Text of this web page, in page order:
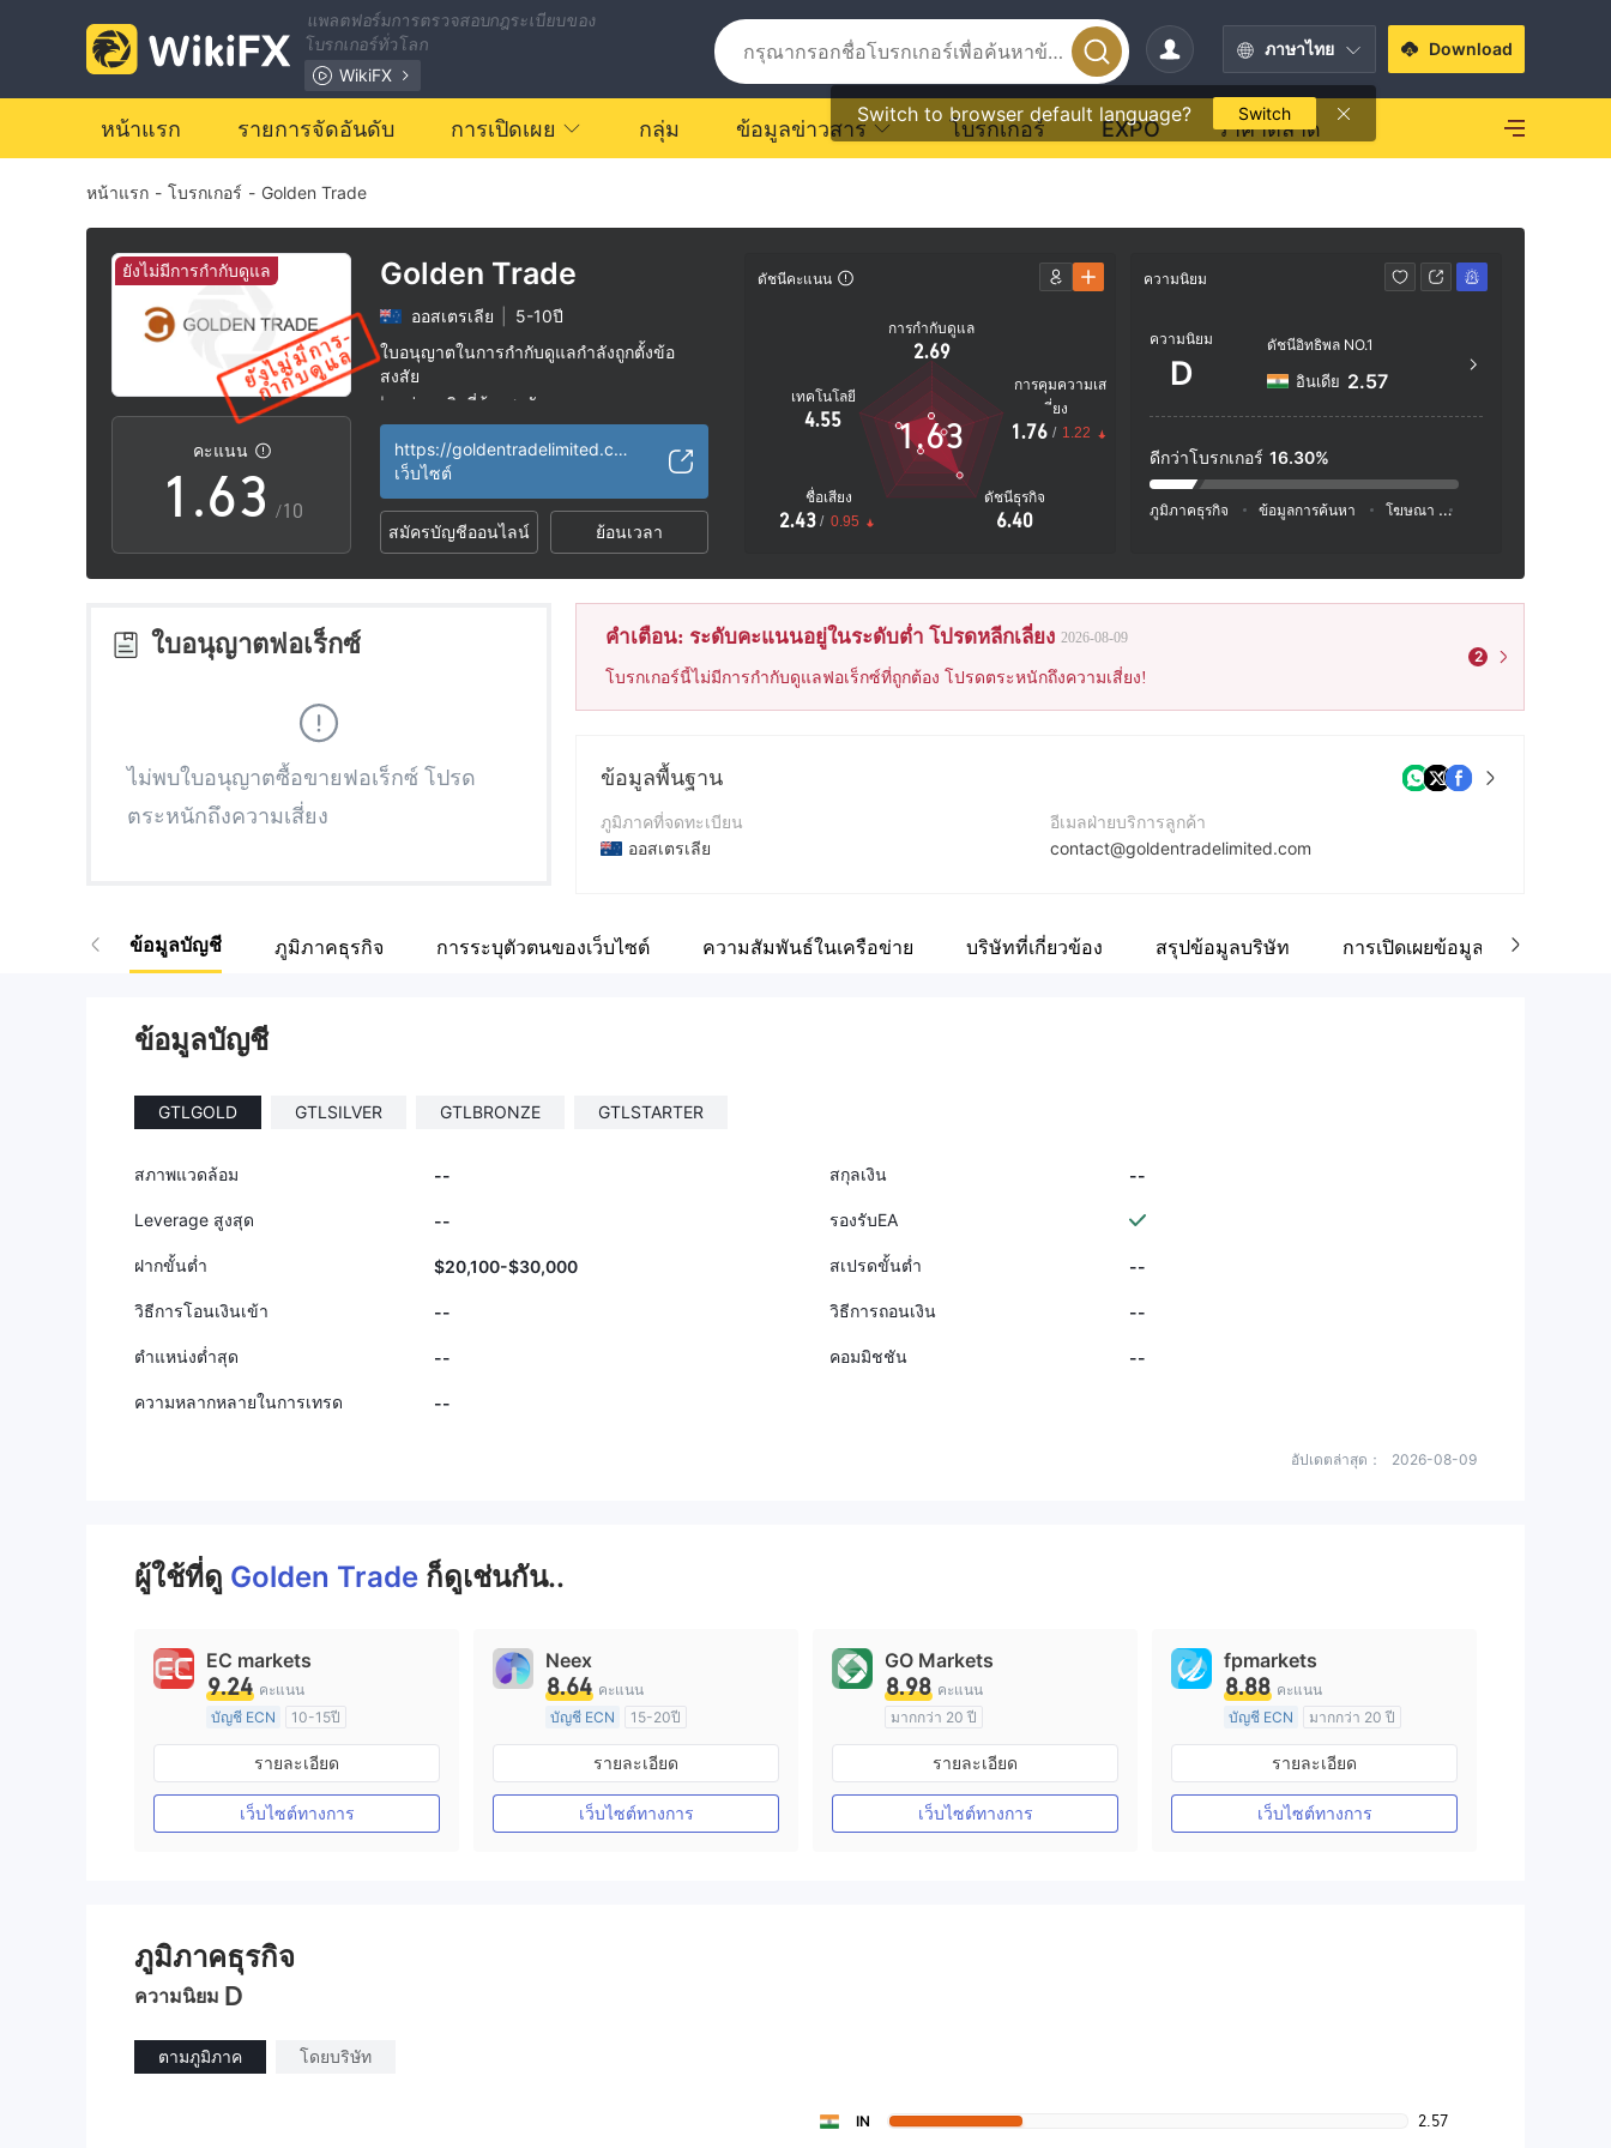
แพลตฟอร์มการตรวจสอบกฎระเบียบของ
โบรกเกอร์ทั่วโลก
WikiFX
ภาษาไทย
Switch to browser default language? Switch
Download
หน้าแรก รายการจัดอันดับ การเปิดเผย กลุ่ม ข้อมูลข่าวสาร โบรกเกอร์ EXPO ราคาตลาด
หน้าแรก - โบรกเกอร์ - Golden Trade
ยังไม่มีการกำกับดูแล
คะแนน
0
1
2
3
5
6
8
9
.
0
1
2
3
4
5
6
7
8
0
1
2
3
4
5
7
8
/10
Golden Trade
ออสเตรเลีย
5-10ปี
ใบอนุญาตในการกำกับดูแลกำลังถูกตั้งข้อ
สงสัย
| กลุ่มธุรกิจที่ต้องสงสัย
|
https://goldentradelimited.com/
เว็บไซต์
สมัครบัญชีออนไลน์ ย้อนเวลา
ดัชนีคะแนน
การกำกับดูแล
2.69
เทคโนโลยี
4.55
ชื่อเสียง
2.43 / 0.95
ดัชนีธุรกิจ
6.40
การคุมความเส
ี่ยง
1.76 / 1.22
1.63
ความนิยม
ความนิยม
D
ดัชนีอิทธิพล NO.1
อินเดีย 2.57
ดีกว่าโบรกเกอร์ 16.30%
ภูมิภาคธุรกิจ ข้อมูลการค้นหา โฆษณา
ใบอนุญาตฟอเร็กซ์
ไม่พบใบอนุญาตซื้อขายฟอเร็กซ์ โปรด
ตระหนักถึงความเสี่ยง
คำเตือน: ระดับคะแนนอยู่ในระดับต่ำ โปรดหลีกเลี่ยง 2026-08-09
โบรกเกอร์นี้ไม่มีการกำกับดูแลฟอเร็กซ์ที่ถูกต้อง โปรดตระหนักถึงความเสี่ยง!
2
ข้อมูลพื้นฐาน
ภูมิภาคที่จดทะเบียน
ออสเตรเลีย
ชื่อบริษัท
อีเมลฝ่ายบริการลูกค้า
contact@goldentradelimited.com
ที่อยู่บริษัท
ข้อมูลบัญชี ภูมิภาคธุรกิจ การระบุตัวตนของเว็บไซต์ ความสัมพันธ์ในเครือข่าย บริษัทที่เกี่ยวข้อง สรุปข้อมูลบริษัท การเปิดเผยข้อมูลด้านกฎระเบียบ
ข้อมูลบัญชี
GTLGOLD GTLSILVER GTLBRONZE GTLSTARTER
สภาพแวดล้อม -- สกุลเงิน --
Leverage สูงสุด -- รองรับEA
ฝากขั้นต่ำ $20,100-$30,000 สเปรดขั้นต่ำ --
วิธีการโอนเงินเข้า -- วิธีการถอนเงิน --
ตำแหน่งต่ำสุด -- คอมมิชชัน --
ความหลากหลายในการเทรด --
อัปเดตล่าสุด： 2026-08-09
ผู้ใช้ที่ดู Golden Trade ก็ดูเช่นกัน..
EC markets
9.24 คะแนน
บัญชี ECN
10-15ปี
การกำกับดูแล ออสเตรเลีย
ใบอนุญาต MT4 แบบเต็ม
รายละเอียด
เว็บไซต์ทางการ
Neex
8.64 คะแนน
บัญชี ECN
15-20ปี
การกำกับดูแล ออสเตรเลีย
ใบอนุญาต MT4 แบบเต็ม
รายละเอียด
เว็บไซต์ทางการ
GO Markets
8.98 คะแนน
มากกว่า 20 ปี
การกำกับดูแล ออสเตรเลีย
cTrader
รายละเอียด
เว็บไซต์ทางการ
fpmarkets
8.88 คะแนน
บัญชี ECN
มากกว่า 20 ปี
การกำกับดูแล ออสเตรเลีย
ใบอนุญาต MT4 แบบเต็ม
รายละเอียด
เว็บไซต์ทางการ
ภูมิภาคธุรกิจ
ความนิยม D
ตามภูมิภาค โดยบริษัท
IN 2.57